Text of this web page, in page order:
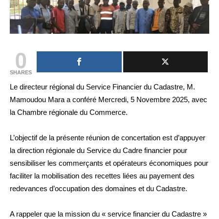
0
SHARES
Le directeur régional du Service Financier du Cadastre, M.
Mamoudou Mara a conféré Mercredi, 5 Novembre 2025, avec
la Chambre régionale du Commerce.
L’objectif de la présente réunion de concertation est d’appuyer
la direction régionale du Service du Cadre financier pour
sensibiliser les commerçants et opérateurs économiques pour
faciliter la mobilisation des recettes liées au payement des
redevances d’occupation des domaines et du Cadastre.
A rappeler que la mission du « service financier du Cadastre »